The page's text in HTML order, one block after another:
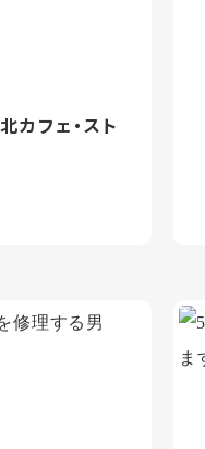
カフェ・スト